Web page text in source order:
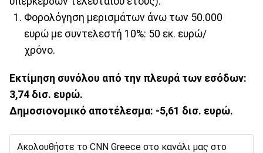
Φορολόγηση μερισμάτων άνω των 50.000
ευρώ με συντελεστή 10%: 50 εκ. ευρώ/
χρόνο.
Εκτίμηση συνόλου από την πλευρά των εσόδων:
3,74 δισ. ευρώ.
Δημοσιονομικό αποτέλεσμα: -5,61 δισ. ευρώ.
Ακολουθήστε το CNN Greece στο κανάλι μας στο